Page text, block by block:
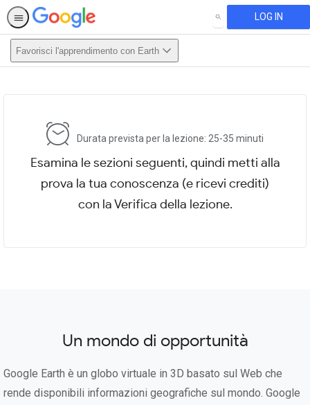
SEARCH LOG IN
Favorisci l'apprendimento con Earth
Durata prevista per la lezione: 25-35 minuti
Esamina le sezioni seguenti, quindi metti alla
prova la tua conoscenza (e ricevi crediti)
con la Verifica della lezione.
Un mondo di opportunità
Google Earth è un globo virtuale in 3D basato sul Web che
rende disponibili informazioni geografiche sul mondo. Google